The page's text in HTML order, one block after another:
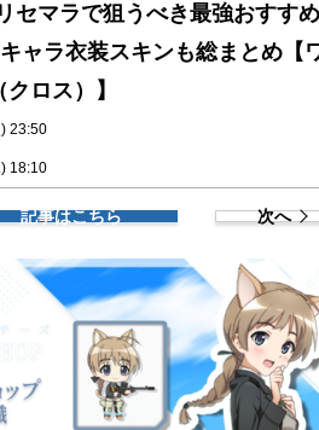
セマラで狙うべき最強おすす
ャラ衣装スキンも総まとめ【
ロス）】
23:50
18:10
記事はこちら 次へ